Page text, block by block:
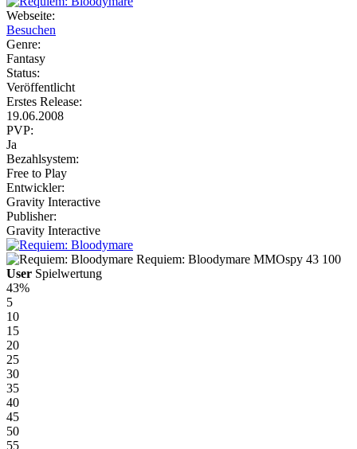
Webseite:
Besuchen
Genre:
Fantasy
Status:
Veröffentlicht
Erstes Release:
19.06.2008
PVP:
Ja
Bezahlsystem:
Free to Play
Entwickler:
Gravity Interactive
Publisher:
Gravity Interactive
Requiem: Bloodymare MMOspy 43 100
User Spielwertung
43%
5
10
15
20
25
30
35
40
45
50
55